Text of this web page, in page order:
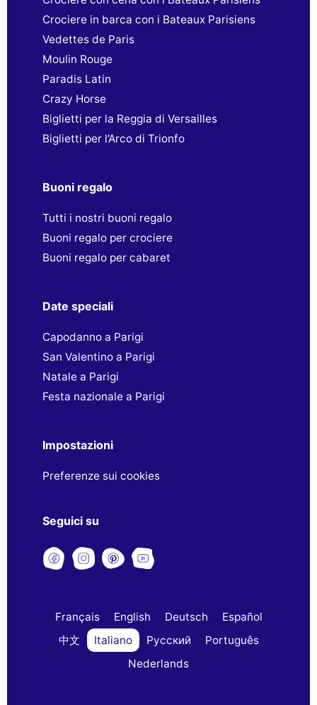
Crociere in barca con i Bateaux Parisiens
Vedettes de Paris
Moulin Rouge
Paradis Latin
Crazy Horse
Biglietti per la Reggia di Versailles
Biglietti per l’Arco di Trionfo
Buoni regalo
Tutti i nostri buoni regalo
Buoni regalo per crociere
Buoni regalo per cabaret
Date speciali
Capodanno a Parigi
San Valentino a Parigi
Natale a Parigi
Festa nazionale a Parigi
Impostazioni
Preferenze sui cookies
Seguici su
Français English Deutsch
Español
中文
Italiano Русский
Português
Nederlands